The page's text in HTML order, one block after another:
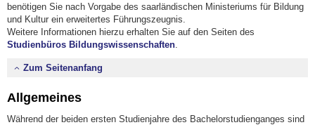
benötigen Sie nach Vorgabe des saarländischen Ministeriums für Bildung
und Kultur ein erweitertes Führungszeugnis.
Weitere Informationen hierzu erhalten Sie auf den Seiten des
Studienbüros Bildungswissenschaften
Zum Seitenanfang
Allgemeines
Während der beiden ersten Studienjahre des Bachelorstudienganges sind